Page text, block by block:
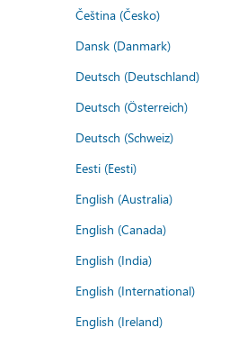
Čeština (Česko)
Dansk (Danmark)
Deutsch (Deutschland)
Deutsch (Österreich)
Deutsch (Schweiz)
Eesti (Eesti)
English (Australia)
English (Canada)
English (India)
English (International)
English (Ireland)